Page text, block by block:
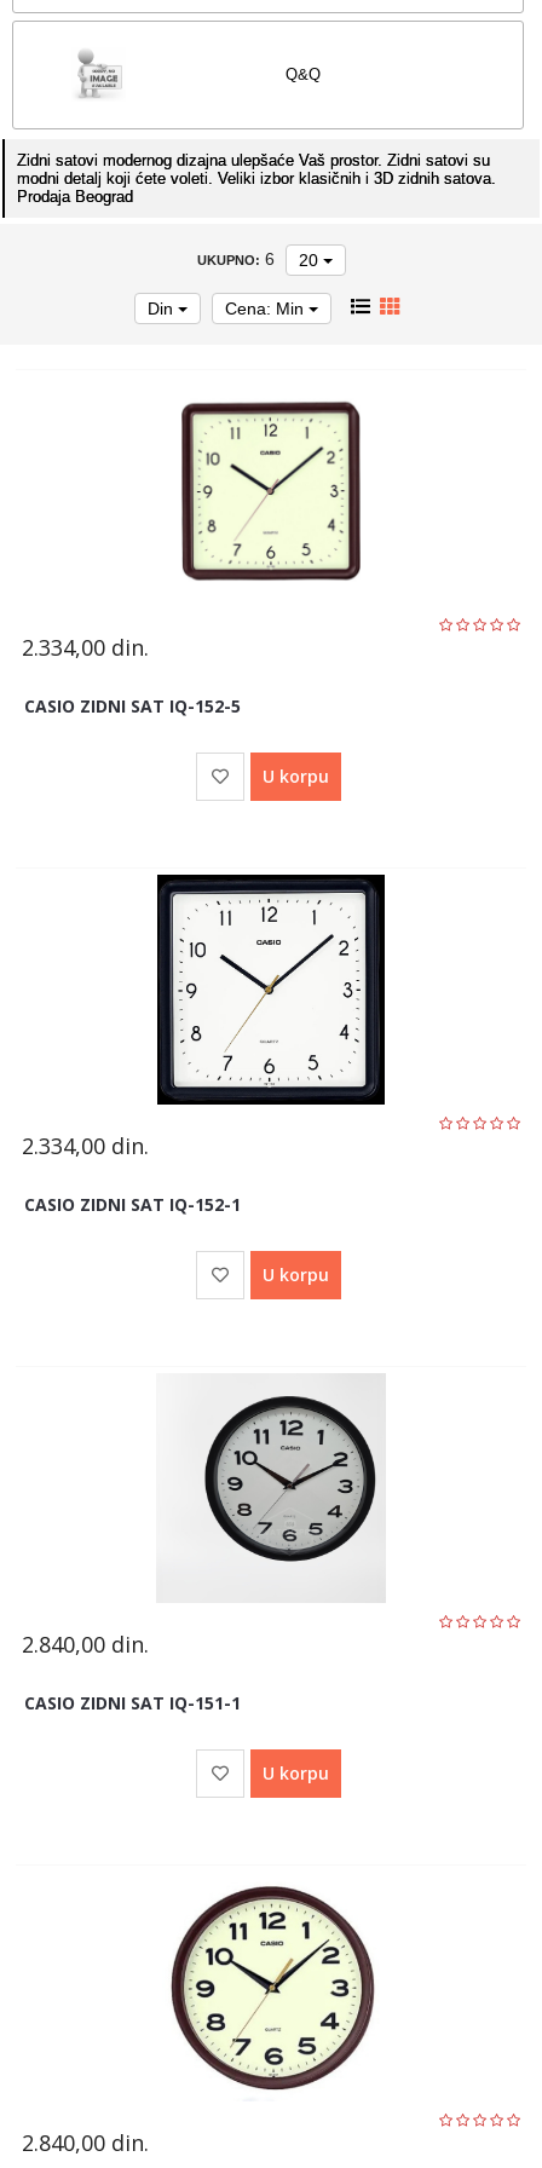
Q&Q
Zidni satovi modernog dizajna ulepšaće Vaš prostor. Zidni satovi su
modni detalj koji ćete voleti. Veliki izbor klasičnih i 3D zidnih satova.
Prodaja Beograd
UKUPNO: 6 20
Din Cena: Min
2.334,00 din.
CASIO ZIDNI SAT IQ-152-5
U korpu
2.334,00 din.
CASIO ZIDNI SAT IQ-152-1
U korpu
2.840,00 din.
CASIO ZIDNI SAT IQ-151-1
U korpu
2.840,00 din.